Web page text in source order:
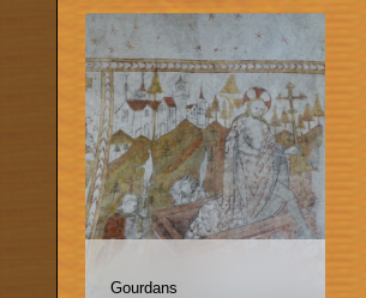
Gourdans